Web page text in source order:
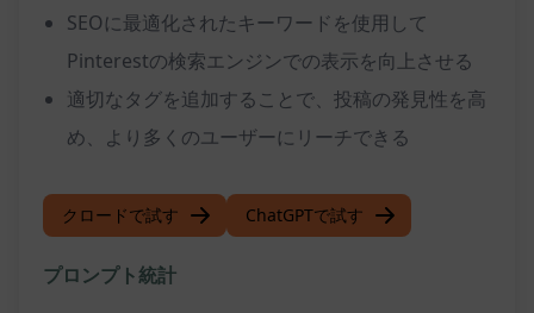
SEOに最適化されたキーワードを使用して
Pinterestの検索エンジンでの表示を向上させる
適切なタグを追加することで、投稿の発見性を高
め、より多くのユーザーにリーチできる
クロードで試す ChatGPTで試す
プロンプト統計